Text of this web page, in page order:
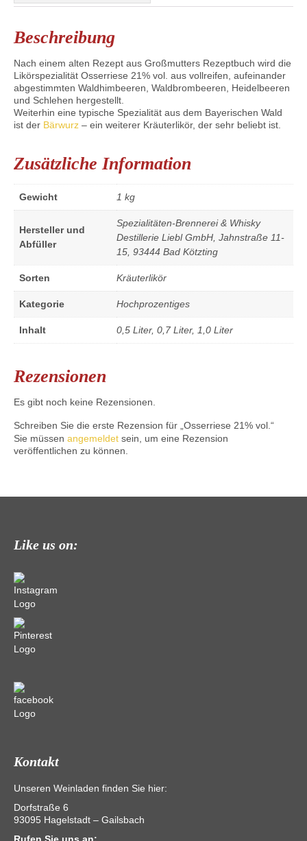
Beschreibung
Nach einem alten Rezept aus Großmutters Rezeptbuch wird die
Likörspezialität Osserriese 21% vol. aus vollreifen, aufeinander
abgestimmten Waldhimbeeren, Waldbrombeeren, Heidelbeeren
und Schlehen hergestellt.
Weiterhin eine typische Spezialität aus dem Bayerischen Wald
ist der Bärwurz – ein weiterer Kräuterlikör, der sehr beliebt ist.
Zusätzliche Information
Gewicht 1 kg
Hersteller und
Abfüller
Spezialitäten-Brennerei & Whisky
Destillerie Liebl GmbH, Jahnstraße 11-
15, 93444 Bad Kötzting
Sorten Kräuterlikör
Kategorie Hochprozentiges
Inhalt 0,5 Liter, 0,7 Liter, 1,0 Liter
Rezensionen
Es gibt noch keine Rezensionen.
Schreiben Sie die erste Rezension für „Osserriese 21% vol.“
Sie müssen angemeldet sein, um eine Rezension
veröffentlichen zu können.
Like us on:
Kontakt
Unseren Weinladen finden Sie hier:
Dorfstraße 6
93095 Hagelstadt – Gailsbach
Rufen Sie uns an: